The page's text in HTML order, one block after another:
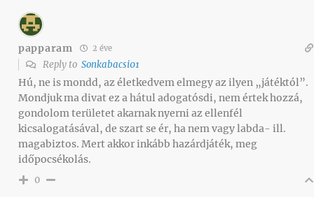
papparam 2 éve
Reply to Sonkabacsi01
Hú, ne is mondd, az életkedvem elmegy az ilyen „játéktól”.
Mondjuk ma divat ez a hátul adogatósdi, nem értek hozzá,
gondolom területet akarnak nyerni az ellenfél
kicsalogatásával, de szart se ér, ha nem vagy labda- ill.
magabiztos. Mert akkor inkább hazárdjáték, meg
időpocsékolás.
0